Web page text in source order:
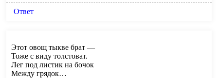
Ответ
Этот овощ тыкве брат —
Тоже с виду толстоват.
Лег под листик на бочок
Между грядок…